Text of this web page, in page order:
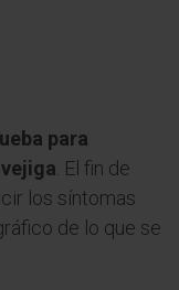
para
. El fin de
los síntomas
de lo que se